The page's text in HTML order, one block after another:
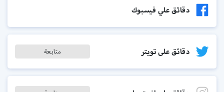
دقائق علي فيسبوك
دقائق على تويتر متابعة